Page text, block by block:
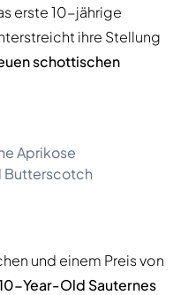
erste 10-jährige
ihre Stellung
schottischen
Aprikose
Butterscotch
und einem Preis von
Year-Old Sauternes